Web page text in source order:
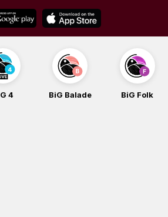
4 BiG Balade BiG Folk